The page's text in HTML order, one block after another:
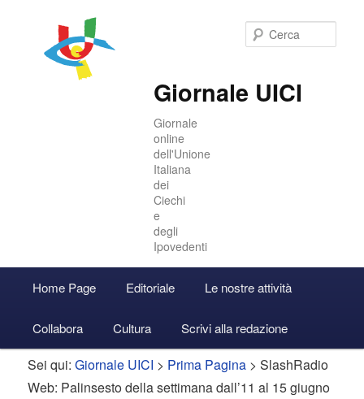
Giornale UICI
Giornale
online
dell'Unione
Italiana
dei
Ciechi
e
degli
Ipovedenti
principale
Vai
al
contenuto
Vai
al
contenuto
Accedi
Home Page Editoriale Le nostre attività
Collabora Cultura Scrivi alla redazione
Sei qui:Giornale UICI > Prima Pagina > SlashRadio
Web: Palinsesto della settimana dall’11 al 15 giugno